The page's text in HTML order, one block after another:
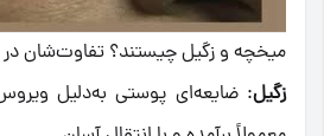
میخچه و زگیل چیستند؟ تفاوت‌شان
زگیل